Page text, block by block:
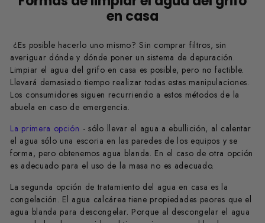
en casa
¿Es posible hacerlo uno mismo? Sin comprar filtros, sin
averiguar dónde y dónde poner un sistema de depuración.
Limpiar el agua del grifo en casa es posible, pero no factible.
Llevará demasiado tiempo realizar todas estas manipulaciones.
Los consumidores siguen recurriendo a estos métodos de la
abuela en caso de emergencia.
La primera opción - sólo llevar el agua a ebullición, al calentar
el agua sólo una escoria en las paredes de los equipos y se
forma, pero obtenemos agua blanda. En el caso de otra opción
es adecuado para el uso de la masa no es adecuado.
La segunda opción de tratamiento del agua en casa es la
congelación. El agua calcárea tiene propiedades peores que el
agua blanda para descongelar. Porque al descongelar el agua